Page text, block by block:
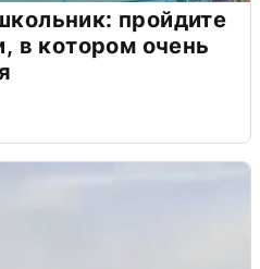
пройдите
в котором очень